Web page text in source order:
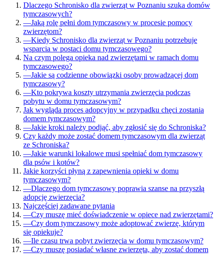
Dlaczego Schronisko dla zwierząt w Poznaniu szuka domów
tymczasowych?
—Jaką rolę pełni dom tymczasowy w procesie pomocy
zwierzętom?
—Kiedy Schronisko dla zwierząt w Poznaniu potrzebuje
wsparcia w postaci domu tymczasowego?
Na czym polega opieka nad zwierzętami w ramach domu
tymczasowego?
—Jakie są codzienne obowiązki osoby prowadzącej dom
tymczasowy?
—Kto pokrywa koszty utrzymania zwierzęcia podczas
pobytu w domu tymczasowym?
Jak wygląda proces adopcyjny w przypadku chęci zostania
domem tymczasowym?
—Jakie kroki należy podjąć, aby zgłosić się do Schroniska?
Czy każdy może zostać domem tymczasowym dla zwierząt
ze Schroniska?
—Jakie warunki lokalowe musi spełniać dom tymczasowy
dla psów i kotów?
Jakie korzyści płyną z zapewnienia opieki w domu
tymczasowym?
—Dlaczego dom tymczasowy poprawia szanse na przyszłą
adopcję zwierzęcia?
Najczęściej zadawane pytania
—Czy muszę mieć doświadczenie w opiece nad zwierzętami?
—Czy dom tymczasowy może adoptować zwierzę, którym
się opiekuje?
—Ile czasu trwa pobyt zwierzęcia w domu tymczasowym?
—Czy muszę posiadać własne zwierzęta, aby zostać domem